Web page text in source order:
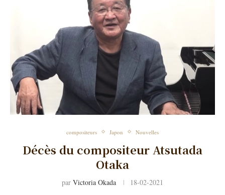
compositeurs Japon Nouvelles
Décès du compositeur Atsutada
Otaka
par Victoria Okada 18-02-2021